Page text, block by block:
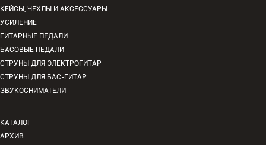
КЕЙСЫ, ЧЕХЛЫ И АКСЕССУАРЫ
УСИЛЕНИЕ
ГИТАРНЫЕ ПЕДАЛИ
БАСОВЫЕ ПЕДАЛИ
СТРУНЫ ДЛЯ ЭЛЕКТРОГИТАР
СТРУНЫ ДЛЯ БАС-ГИТАР
ЗВУКОСНИМАТЕЛИ
КАТАЛОГ
АРХИВ